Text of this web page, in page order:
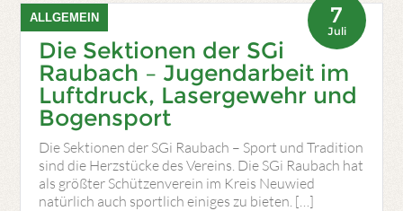
ALLGEMEIN 7
Juli
Die Sektionen der SGi
Raubach – Jugendarbeit im
Luftdruck, Lasergewehr und
Bogensport
Die Sektionen der SGi Raubach – Sport und Tradition
sind die Herzstücke des Vereins. Die SGi Raubach hat
als größter Schützenverein im Kreis Neuwied
natürlich auch sportlich einiges zu bieten. […]